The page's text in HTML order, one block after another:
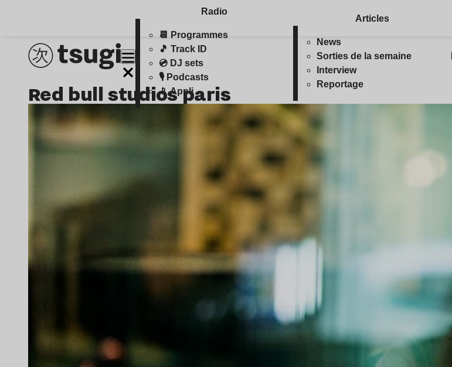
Radio
📆 Programmes
🎵 Track ID
💿 DJ sets
🎙️ Podcasts
📱 Appli
Articles
News
Sorties de la semaine
Interview
Reportage
Red bull studios paris